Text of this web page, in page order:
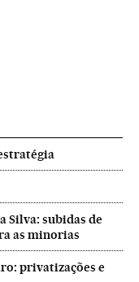
Silva: subidas de
as minorias
privatizações e